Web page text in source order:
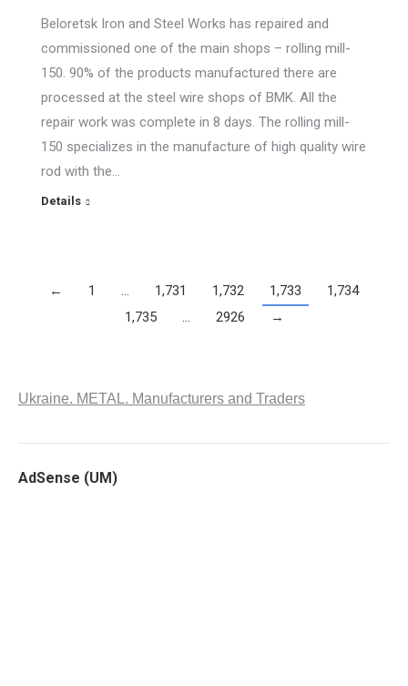
Beloretsk Iron and Steel Works has repaired and
commissioned one of the main shops – rolling mill-
150. 90% of the products manufactured there are
processed at the steel wire shops of BMK. All the
repair work was complete in 8 days. The rolling mill-
150 specializes in the manufacture of high quality wire
rod with the…
Details
← 1 … 1,731 1,732 1,733
1,734
1,735
… 2926 →
Ukraine. METAL. Manufacturers and Traders
AdSense (UM)